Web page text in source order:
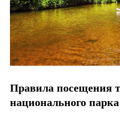
Правила посещения
национального парка